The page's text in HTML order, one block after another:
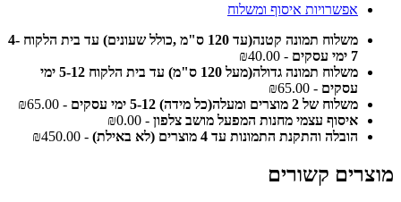
אפשרויות איסוף ומשלוח
משלוח תמונה קטנה(עד 120 ס"מ ,כולל שעונים) עד בית הלקוח 4-
7 ימי עסקים
- ₪40.00
משלוח תמונה גדולה(מעל 120 ס"מ) עד בית הלקוח 5-12 ימי
עסקים - ₪65.00
משלוח של 2 מוצרים ומעלה(כל מידה) 5-12 ימי עסקים
- ₪65.00
איסוף עצמי מחנות המפעל מושב צלפון - ₪0.00
הובלה והתקנת התמונות עד 4 מוצרים (לא באילת)
- ₪450.00
מוצרים קשורים